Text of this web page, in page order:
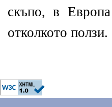
скъпо, в
отколкото ползи.